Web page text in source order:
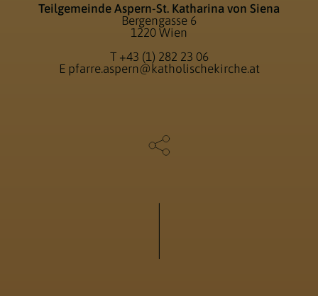
Teilgemeinde Aspern-St. Katharina von Siena
Bergengasse 6
1220 Wien
T +43 (1) 282 23 06
E pfarre.aspern@katholischekirche.at